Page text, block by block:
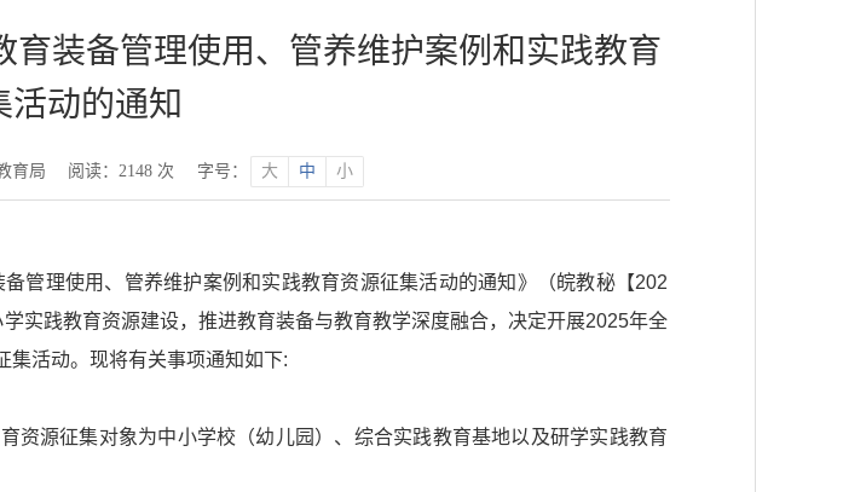
装备管理使用、管养维护案例和实践教育
活动的通知
育局 阅读： 2148次 字号： 大 中 小
管理使用、管养维护案例和实践教育资源征集活动的通知》（皖教秘【202
实践教育资源建设，推进教育装备与教育教学深度融合，决定开展2025年全
集活动。现将有关事项通知如下:
资源征集对象为中小学校（幼儿园）、综合实践教育基地以及研学实践教育